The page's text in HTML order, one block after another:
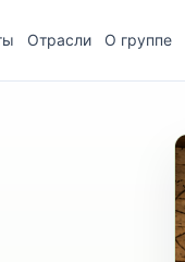
Отрасли О группе